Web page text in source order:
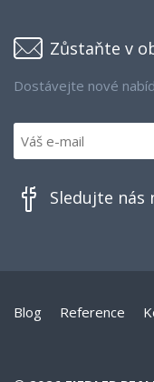
Zůstaňte v
Dostávejte nové
Sledujte nás
Blog Reference